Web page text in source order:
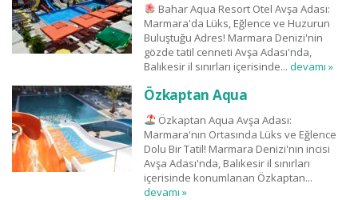
Bahar Aqua Resort Otel Avşa Adası:
Marmara'da Lüks, Eğlence ve Huzurun
Buluştuğu Adres! Marmara Denizi'nin
gözde tatil cenneti Avşa Adası'nda,
Balıkesir il sınırları içerisinde... devamı »
Özkaptan Aqua
Özkaptan Aqua Avşa Adası:
Marmara'nın Ortasında Lüks ve Eğlence
Dolu Bir Tatil! Marmara Denizi'nin incisi
Avşa Adası'nda, Balıkesir il sınırları
içerisinde konumlanan Özkaptan...
devamı »